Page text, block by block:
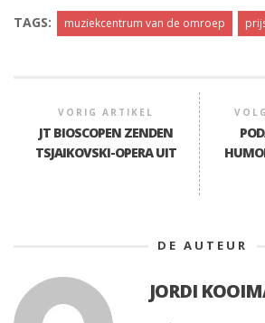
TAGS: muziekcentrum van de omroep
VORIG ARTIKEL
JT BIOSCOPEN ZENDEN
TSJAIKOVSKI-OPERA UIT
DE AUTEUR
JORDI